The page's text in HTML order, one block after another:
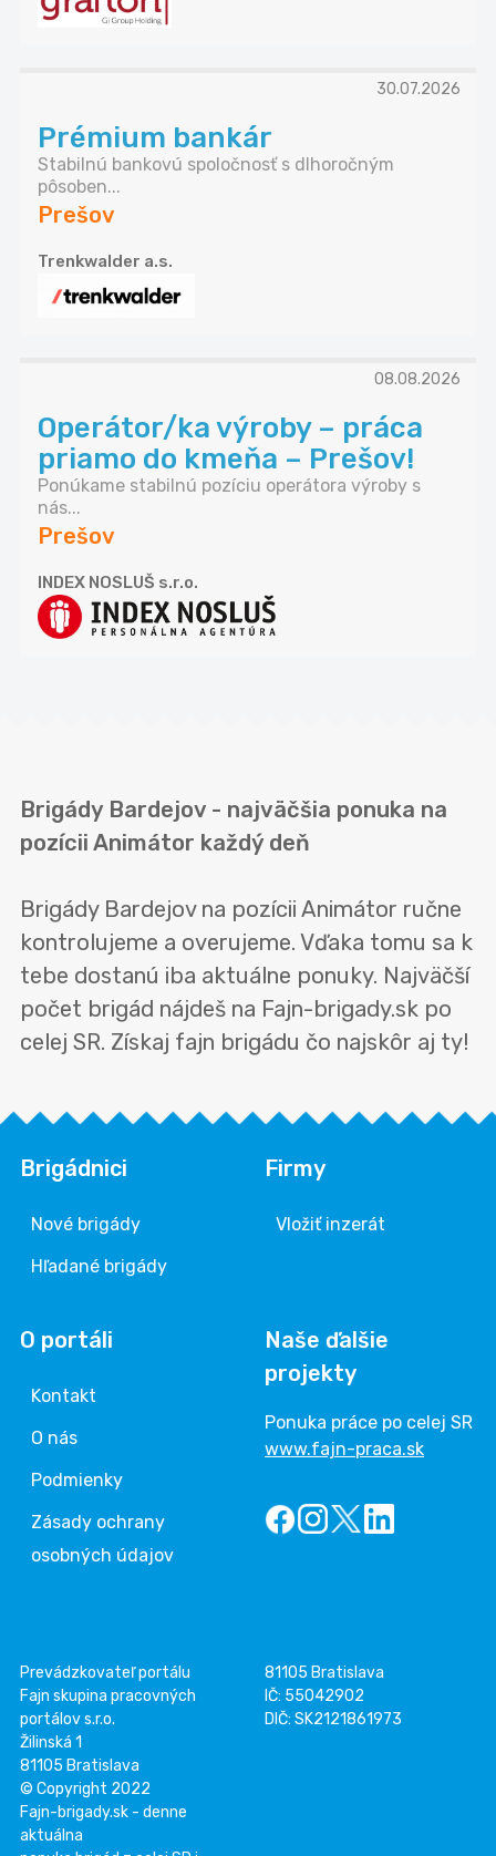
30.07.2026
Prémium bankár
Stabilnú bankovú spoločnosť s dlhoročným
pôsoben...
Prešov
Trenkwalder a.s.
08.08.2026
Operátor/ka výroby – práca
priamo do kmeňa – Prešov!
Ponúkame stabilnú pozíciu operátora výroby s
nás...
Prešov
INDEX NOSLUŠ s.r.o.
Brigády Bardejov - najväčšia ponuka na
pozícii Animátor každý deň
Brigády Bardejov na pozícii Animátor ručne
kontrolujeme a overujeme. Vďaka tomu sa k
tebe dostanú iba aktuálne ponuky. Najväčší
počet brigád nájdeš na Fajn-brigady.sk po
celej SR. Získaj fajn brigádu čo najskôr aj ty!
Brigádnici
Nové brigády
Hľadané brigády
Firmy
Vložiť inzerát
O portáli
Kontakt
O nás
Podmienky
Zásady ochrany
osobných údajov
Naše ďalšie
projekty
Ponuka práce po celej SR
www.fajn-praca.sk
Prevádzkovateľ portálu
Fajn skupina pracovných
portálov s.r.o.
Žilinská 1
81105 Bratislava
81105 Bratislava
IČ: 55042902
DIČ: SK2121861973
© Copyright 2022
Fajn-brigady.sk - denne
aktuálna